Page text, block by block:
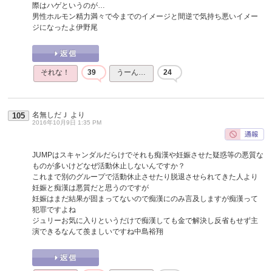
際はハゲというのが…
男性ホルモン精力満々で今までのイメージと間逆で気持ち悪いイメー
ジになったよ伊野尾
それな！ 39 うーん… 24
105 名無しだＪ より
2016年10月9日 1:35 PM
JUMPはスキャンダルだらけでそれも痴漢や妊娠させた疑惑等の悪質な
ものが多いけどなぜ活動休止しないんですか？
これまで別のグループで活動休止させたり脱退させられてきた人より
妊娠と痴漢は悪質だと思うのですが
妊娠はまだ結果が固まってないので痴漢にのみ言及しますが痴漢って
犯罪ですよね
ジュリーお気に入りというだけで痴漢しても金で解決し反省もせず主
演できるなんて羨ましいですね中島裕翔